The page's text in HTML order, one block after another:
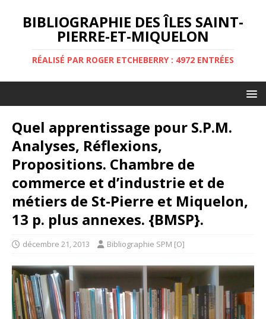
BIBLIOGRAPHIE DES ÎLES SAINT-
PIERRE-ET-MIQUELON
RÉALISÉ PAR ROGER ETCHEBERRY : 4972 ENTRÉES
Quel apprentissage pour S.P.M.
Analyses, Réflexions,
Propositions. Chambre de
commerce et d’industrie et de
métiers de St-Pierre et Miquelon,
13 p. plus annexes. {BMSP}.
décembre 21, 2013 Bibliographie SPM [O]